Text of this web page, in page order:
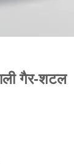
गैर-शटल